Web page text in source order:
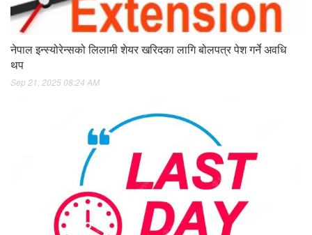
नेपाल इन्स्योरेन्सको लिलामी शेयर खरिदका लागि बोलपत्र पेश गर्ने अवधि
थप
Sep 21, 2025 08:24 AM